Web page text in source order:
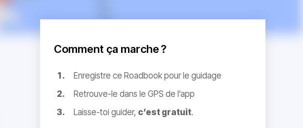
Comment ça marche ?
Enregistre ce Roadbook pour le guidage
Retrouve-le dans le GPS de l’app
Laisse-toi guider, c’est gratuit.